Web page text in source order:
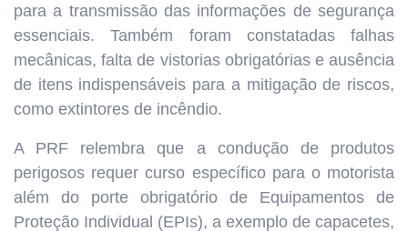
para a transmissão das informações de segurança
essenciais. Também foram constatadas falhas
mecânicas, falta de vistorias obrigatórias e ausência
de itens indispensáveis para a mitigação de riscos,
como extintores de incêndio.
A PRF relembra que a condução de produtos
perigosos requer curso específico para o motorista
além do porte obrigatório de Equipamentos de
Proteção Individual (EPIs), a exemplo de capacetes,